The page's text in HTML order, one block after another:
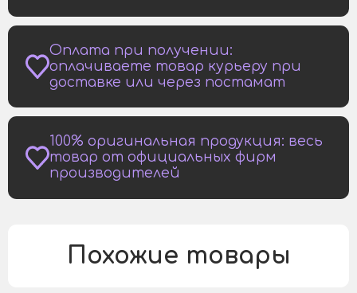
Оплата при получении:
оплачиваете товар курьеру при
доставке или через постамат
100% оригинальная продукция: весь
товар от официальных фирм
производителей
Похожие товары